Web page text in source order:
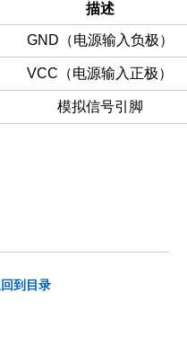
描述
GND（电源输入负极）
VCC（电源输入正极）
模拟信号引脚
到目录